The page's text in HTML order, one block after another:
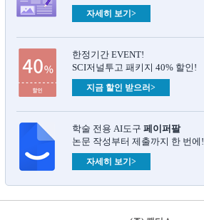
자세히 보기>
한정기간 EVENT!
SCI저널투고 패키지 40% 할인!
지금 할인 받으러>
학술 전용 AI도구 페이퍼팔
논문 작성부터 제출까지 한 번에!
자세히 보기>